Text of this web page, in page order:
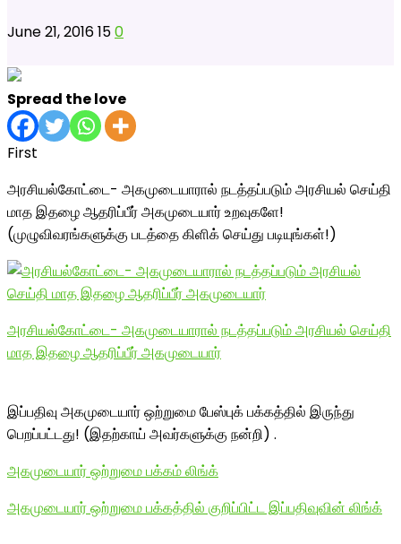
June 21, 2016150
Spread the love
First
அரசியல்கோட்டை- அகமுடையாரால் நடத்தப்படும் அரசியல் செய்தி
மாத இதழை ஆதரிப்பீர் அகமுடையார் உறவுகளே!
(முழுவிவரங்களுக்கு படத்தை கிளிக் செய்து படியுங்கள்!)
அரசியல்கோட்டை- அகமுடையாரால் நடத்தப்படும் அரசியல் செய்தி
மாத இதழை ஆதரிப்பீர் அகமுடையார்
இப்பதிவு அகமுடையார் ஒற்றுமை பேஸ்புக் பக்கத்தில் இருந்து
பெறப்பட்டது! (இதற்காய் அவர்களுக்கு நன்றி) .
அகமுடையார் ஒற்றுமை பக்கம் லிங்க்
அகமுடையார் ஒற்றுமை பக்கத்தில் குறிப்பிட்ட இப்பதிவுவின் லிங்க்